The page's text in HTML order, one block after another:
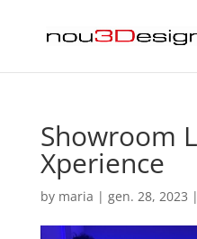
Showroom
Xperience
by maria | gen. 28, 2023 |